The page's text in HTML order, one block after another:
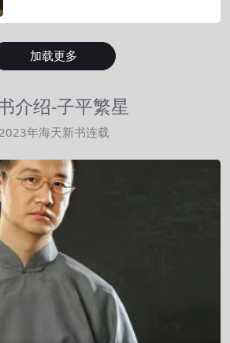
加载更多
介绍-子平繁星
2023年海天新书连载